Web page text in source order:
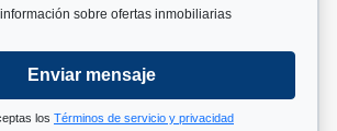
sobre ofertas inmobiliarias
Enviar mensaje
los Términos de servicio y privacidad